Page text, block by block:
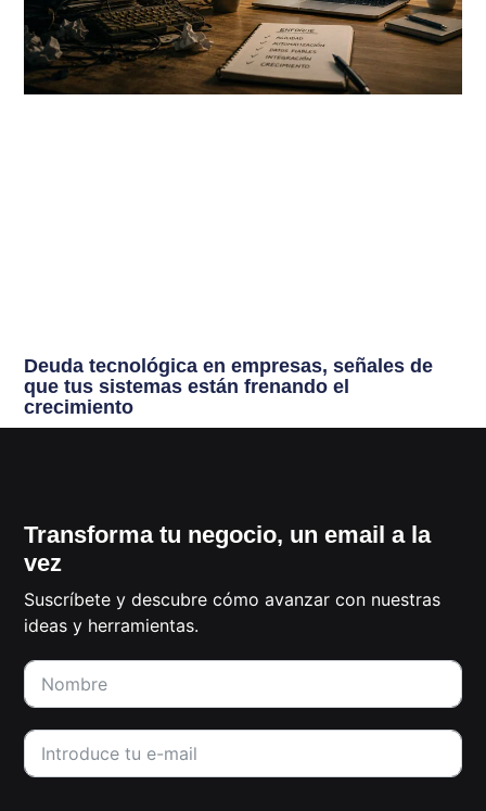
Deuda tecnológica en empresas, señales de
que tus sistemas están frenando el
crecimiento
Transforma tu negocio, un email a la
vez
Suscríbete y descubre cómo avanzar con nuestras
ideas y herramientas.